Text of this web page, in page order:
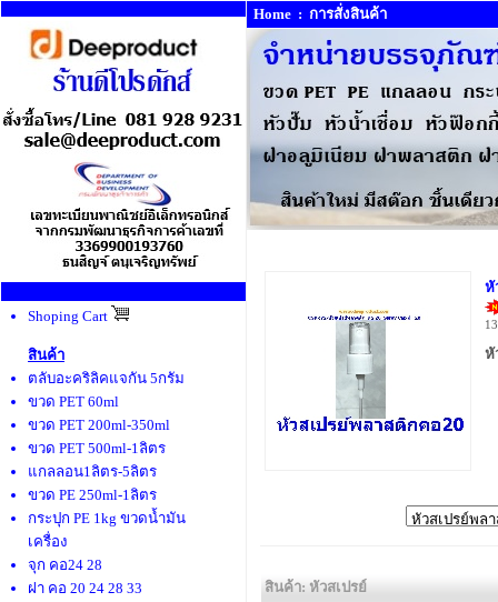
Shoping Cart
สินค้า
ตลับอะคริลิคแจกัน 5กรัม
ขวด PET 60ml
ขวด PET 200ml-350ml
ขวด PET 500ml-1ลิตร
แกลลอน1ลิตร-5ลิตร
ขวด PE 250ml-1ลิตร
กระปุก PE 1kg ขวดน้ำมัน
เครื่อง
จุก คอ24 28
ฝา คอ 20 24 28 33
Home : การสั่งสินค้า
หั
หั
สินค้า: หัวสเปรย์